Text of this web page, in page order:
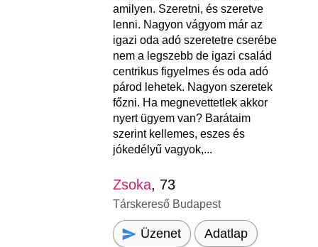
amilyen. Szeretni, és szeretve
lenni. Nagyon vágyom már az
igazi oda adó szeretetre cserébe
nem a legszebb de igazi család
centrikus figyelmes és oda adó
párod lehetek. Nagyon szeretek
főzni. Ha megnevettetlek akkor
nyert ügyem van? Barátaim
szerint kellemes, eszes és
jókedélyű vagyok,...
Zsoka, 73
Társkereső Budapest
Üzenet Adatlap